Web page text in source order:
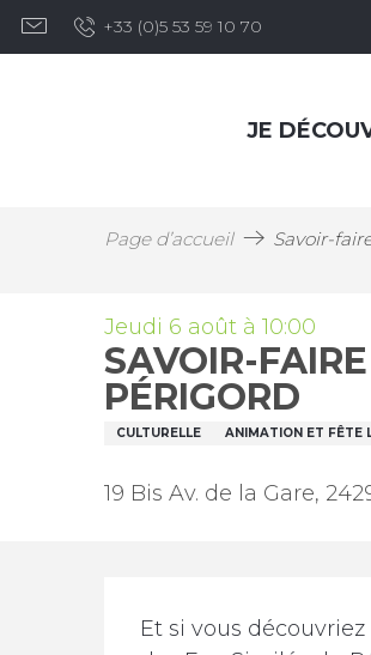
Aller
au
+33 (0)5 53 59 10 70
JE
Page d’accueil Savoir-
Jeudi 6 août à 10:00
SAVOIR-
PÉRIGORD
CULTURELLE ANIMATION ET FÊTE
19 Bis Av. de la Gare,
Description
Et si vous